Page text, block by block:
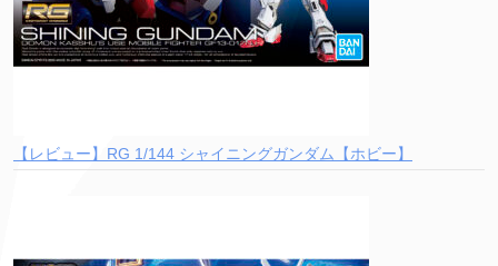
【レビュー】RG 1/144 シャイニングガンダム【ホビー】